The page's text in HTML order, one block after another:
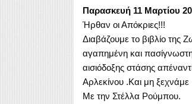
Παρασκευή 11 Μαρτίου
Ήρθαν οι Απόκριες!!!
Διαβάζουμε το βιβλίο
αγαπημένη και
αισιόδοξης στάσης
Αρλεκίνου .Και μη
Με την Στέλλα Ρούμπου.